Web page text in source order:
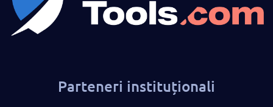
Parteneri instituționali